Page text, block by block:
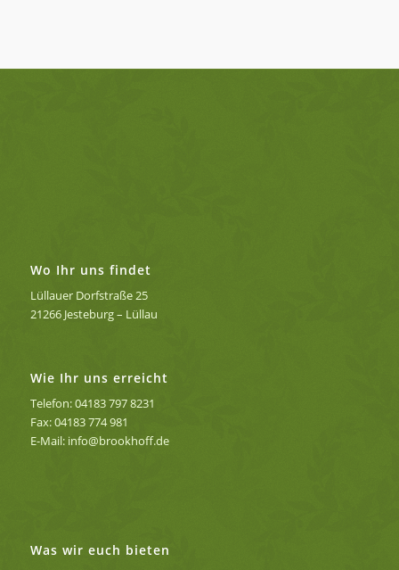
Wo Ihr uns findet
Lüllauer Dorfstraße 25
21266 Jesteburg – Lüllau
Wie Ihr uns erreicht
Telefon: 04183 797 8231
Fax: 04183 774 981
E-Mail: info@brookhoff.de
Was wir euch bieten